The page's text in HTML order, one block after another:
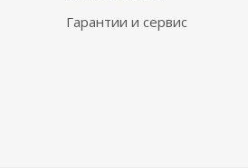
Гарантии и сервис